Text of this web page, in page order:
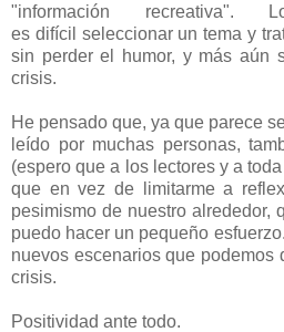
"información
es difícil seleccionar un tema y
sin perder el humor, y más aún
crisis.
He pensado que, ya que parece
leído por muchas personas,
(espero que a los lectores y a
que en vez de limitarme a
pesimismo de nuestro alrededor,
puedo hacer un pequeño
nuevos escenarios que podemos
crisis.
Positividad ante todo.